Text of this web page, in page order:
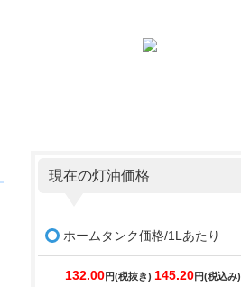
現在の灯油価格
ホームタンク価格/1Lあたり
132.00円(税抜き) 145.20円(税込み)